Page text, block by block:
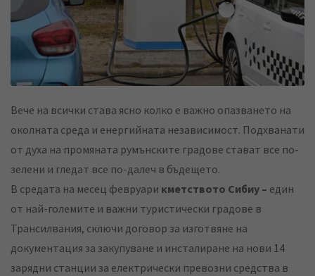
E
m
i
l
Вече на всички става ясно колко е важно опазването на
околната среда и енергийната независимост. Подхванати
от духа на промяната румънските градове стават все по-
зелени и гледат все по-далеч в бъдещето.
В средата на месец февруари кметството Сибиу – един
от най-големите и важни туристически градове в
Трансилвания, сключи договор за изготвяне на
документация за закупуване и инсталиране на нови 14
зарядни станции за електрически превозни средства в